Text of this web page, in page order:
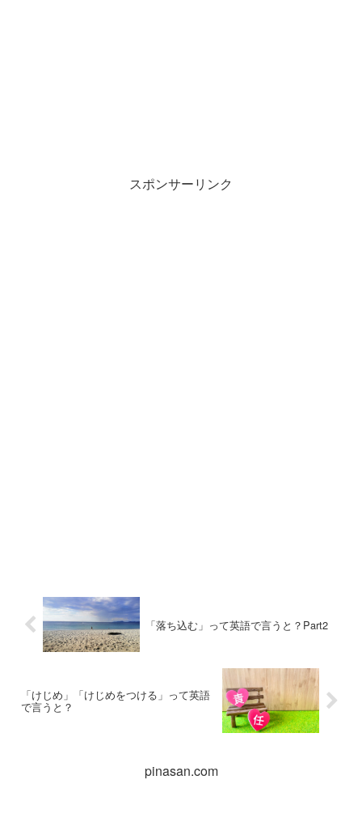
スポンサーリンク
「落ち込む」って英語で言うと？Part2
「けじめ」「けじめをつける」って英語
で言うと？
pinasan.com